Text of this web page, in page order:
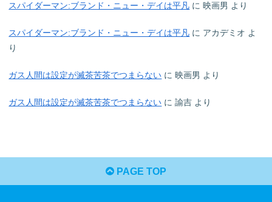
スパイダーマン:ブランド・ニュー・デイは平凡 に映画男 より
スパイダーマン:ブランド・ニュー・デイは平凡 に アカデミオ よ
り
ガス人間は設定が滅茶苦茶でつまらない に映画男 より
ガス人間は設定が滅茶苦茶でつまらない に諭吉 より
PAGE TOP